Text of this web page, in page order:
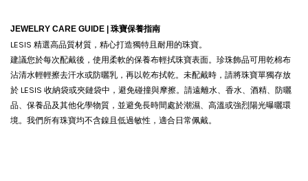
JEWELRY CARE GUIDE | 珠寶保養指南
LESIS 精選高品質材質，精心打造獨特且耐用的珠寶。
建議您於每次配戴後，使用柔軟的保養布輕拭珠寶表面。珍珠飾品可用乾棉布
沾清水輕輕擦去汗水或防曬乳，再以乾布拭乾。 未配戴時，請將珠寶單獨存放
於 LESIS 收納袋或夾鏈袋中，避免碰撞與摩擦。請遠離水、香水、酒精、防曬
品、保養品及其他化學物質，並避免長時間處於潮濕、高溫或強烈陽光曝曬環
境。我們所有珠寶均不含鎳且低過敏性，適合日常佩戴。